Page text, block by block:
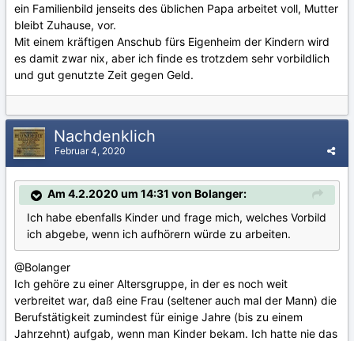
ein Familienbild jenseits des üblichen Papa arbeitet voll, Mutter
bleibt Zuhause, vor.
Mit einem kräftigen Anschub fürs Eigenheim der Kindern wird
es damit zwar nix, aber ich finde es trotzdem sehr vorbildlich
und gut genutzte Zeit gegen Geld.
Nachdenklich
Februar 4, 2020
Am 4.2.2020 um 14:31 von Bolanger:
Ich habe ebenfalls Kinder und frage mich, welches Vorbild
ich abgebe, wenn ich aufhörern würde zu arbeiten.
@Bolanger
Ich gehöre zu einer Altersgruppe, in der es noch weit
verbreitet war, daß eine Frau (seltener auch mal der Mann) die
Berufstätigkeit zumindest für einige Jahre (bis zu einem
Jahrzehnt) aufgab, wenn man Kinder bekam. Ich hatte nie das